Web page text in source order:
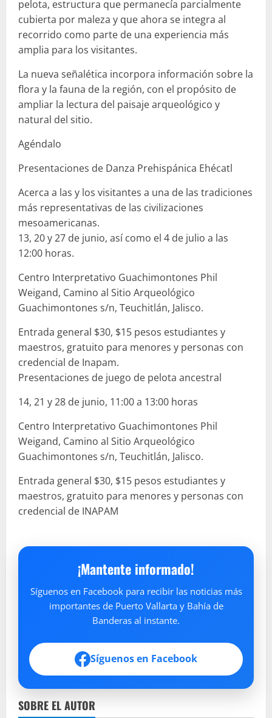
pelota, estructura que permanecía parcialmente
cubierta por maleza y que ahora se integra al
recorrido como parte de una experiencia más
amplia para los visitantes.
La nueva señalética incorpora información sobre la
flora y la fauna de la región, con el propósito de
ampliar la lectura del paisaje arqueológico y
natural del sitio.
Agéndalo
Presentaciones de Danza Prehispánica Ehécatl
Acerca a las y los visitantes a una de las tradiciones
más representativas de las civilizaciones
mesoamericanas.
13, 20 y 27 de junio, así como el 4 de julio a las
12:00 horas.
Centro Interpretativo Guachimontones Phil
Weigand, Camino al Sitio Arqueológico
Guachimontones s/n, Teuchitlán, Jalisco.
Entrada general $30, $15 pesos estudiantes y
maestros, gratuito para menores y personas con
credencial de Inapam.
Presentaciones de juego de pelota ancestral
14, 21 y 28 de junio, 11:00 a 13:00 horas
Centro Interpretativo Guachimontones Phil
Weigand, Camino al Sitio Arqueológico
Guachimontones s/n, Teuchitlán, Jalisco.
Entrada general $30, $15 pesos estudiantes y
maestros, gratuito para menores y personas con
credencial de INAPAM
¡Mantente informado!
Síguenos en Facebook para recibir las noticias más
importantes de Puerto Vallarta y Bahía de
Banderas al instante.
Síguenos en Facebook
SOBRE EL AUTOR